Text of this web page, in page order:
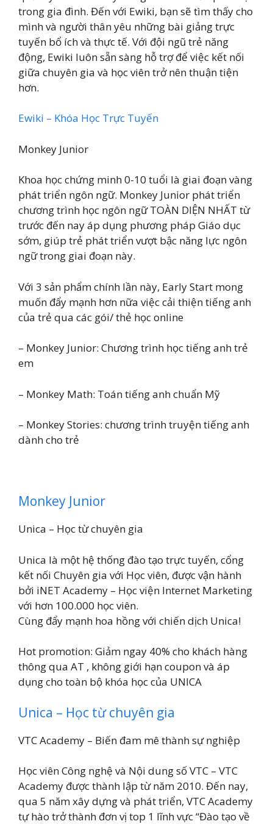
trong gia đình. Đến với Ewiki, bạn sẽ tìm thấy cho
mình và người thân yêu những bài giảng trực
tuyến bổ ích và thực tế. Với đội ngũ trẻ năng
động, Ewiki luôn sẵn sàng hỗ trợ để việc kết nối
giữa chuyên gia và học viên trở nên thuận tiện
hơn.
Ewiki – Khóa Học Trực Tuyến
Monkey Junior
Khoa học chứng minh 0-10 tuổi là giai đoạn vàng
phát triển ngôn ngữ. Monkey Junior phát triển
chương trình học ngôn ngữ TOÀN DIỆN NHẤT từ
trước đến nay áp dụng phương pháp Giáo dục
sớm, giúp trẻ phát triển vượt bậc năng lực ngôn
ngữ trong giai đoạn này.
Với 3 sản phẩm chính lần này, Early Start mong
muốn đẩy mạnh hơn nữa việc cải thiện tiếng anh
của trẻ qua các gói/ thẻ học online
– Monkey Junior: Chương trình học tiếng anh trẻ
em
– Monkey Math: Toán tiếng anh chuẩn Mỹ
– Monkey Stories: chương trình truyện tiếng anh
dành cho trẻ
Monkey Junior
Unica – Học từ chuyên gia
Unica là một hệ thống đào tạo trực tuyến, cổng
kết nối Chuyên gia với Học viên, được vận hành
bởi iNET Academy – Học viện Internet Marketing
với hơn 100.000 học viên.
Cùng đẩy mạnh hoa hồng với chiến dịch Unica!
Hot promotion: Giảm ngay 40% cho khách hàng
thông qua AT , không giới hạn coupon và áp
dụng cho toàn bộ khóa học của UNICA
Unica – Học từ chuyên gia
VTC Academy – Biến đam mê thành sự nghiệp
Học viên Công nghệ và Nội dung số VTC – VTC
Academy được thành lập từ năm 2010. Đến nay,
qua 5 năm xây dựng và phát triển, VTC Academy
tự hào trở thành đơn vị top 1 lĩnh vực “Đào tạo về